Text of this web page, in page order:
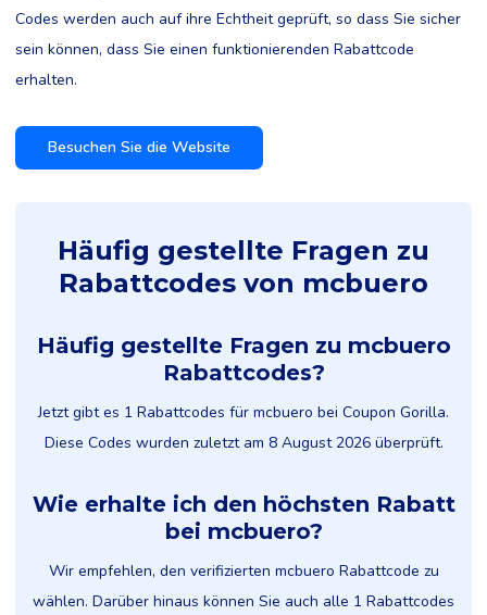
Codes werden auch auf ihre Echtheit geprüft, so dass Sie sicher
sein können, dass Sie einen funktionierenden Rabattcode
erhalten.
Besuchen Sie die Website
Häufig gestellte Fragen zu
Rabattcodes von mcbuero
Häufig gestellte Fragen zu mcbuero
Rabattcodes?
Jetzt gibt es 1 Rabattcodes für mcbuero bei Coupon Gorilla.
Diese Codes wurden zuletzt am 8 August 2026 überprüft.
Wie erhalte ich den höchsten Rabatt
bei mcbuero?
Wir empfehlen, den verifizierten mcbuero Rabattcode zu
wählen. Darüber hinaus können Sie auch alle 1 Rabattcodes